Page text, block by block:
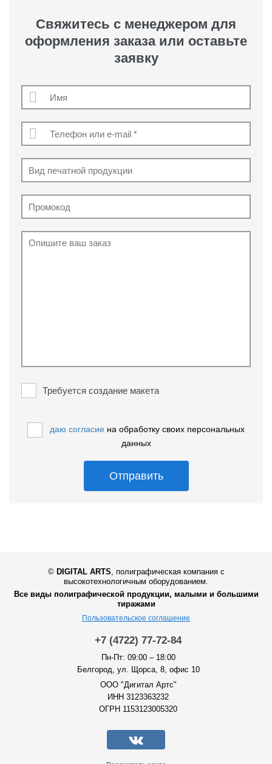
Свяжитесь с менеджером для
оформления заказа или оставьте
заявку
Требуется создание макета
даю согласие на обработку своих персональных
данных
Отправить
© DIGITAL ARTS
полиграфическая компания с
высокотехнологичным оборудованием.
Все виды полиграфической продукции, малыми и большими
тиражами
Пользовательское соглашение
+7 (4722) 77-72-84
Пн-Пт: 09:00 – 18:00
Белгород, ул. Щорса, 8, офис 10
ООО "Дигитал Артс"
ИНН 3123363232
ОГРН 1153123005320